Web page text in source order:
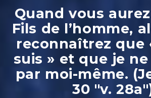
Quand vous
Fils de l’homme,
reconnaîtrez que
suis » et que je
par moi-même.
30 "v.